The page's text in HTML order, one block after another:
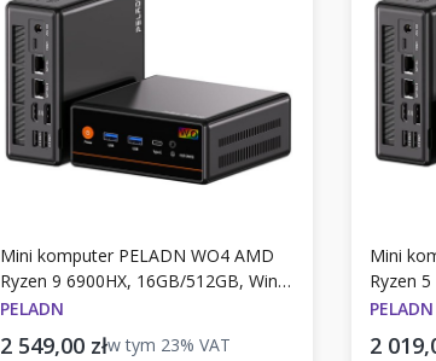
Mini komputer PELADN WO4 AMD
Ryzen 9 6900HX, 16GB/512GB, Win
11Pro, WIFI, PC. Model WO4
PELADN
Cena brutto
2 549,00 złw tym 23% VAT
Mini
Ryzen
11Pro,
PELADN
Cena
2